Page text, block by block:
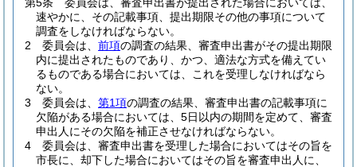
速やかに、その記載事項、提出期限その他の事項について
調査をしなければならない。
2
委員会は、 前項の調査の結果、審査申出書がその提出期限
内に提出されたものであり、かつ、適法な方式を備えてい
るものである場合においては、これを受理しなければなら
ない。
3
委員会は、 第1項の調査の結果、審査申出書の記載事項に
欠陥がある場合においては、5日以内の期間を定めて、審査
申出人にその欠陥を補正させなければならない。
4
委員会は、審査申出書を受理した場合においてはその旨を
市長に、却下した場合においてはその旨を審査申出人に、